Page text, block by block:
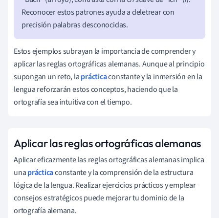
Reconocer estos patrones ayuda a deletrear con
precisión palabras desconocidas.
Estos ejemplos subrayan la importancia de comprender y
aplicar las reglas ortográficas alemanas. Aunque al principio
supongan un reto, laprácticaconstante y la inmersión en la
lengua reforzarán estos conceptos, haciendo que la
ortografía sea intuitiva con el tiempo.
Aplicar las reglas ortográficas alemanas
Aplicar eficazmente las reglas ortográficas alemanas implica
unaprácticaconstante y la comprensión de la estructura
lógica de la lengua. Realizar ejercicios prácticos y emplear
consejos estratégicos puede mejorar tu dominio de la
ortografía alemana.